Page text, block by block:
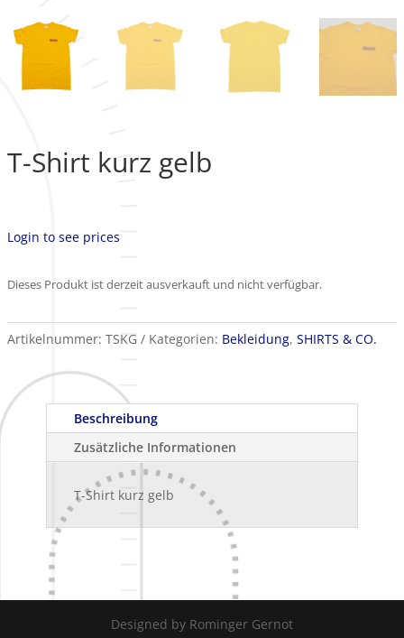
T-Shirt kurz gelb
Login to see prices
Dieses Produkt ist derzeit ausverkauft und nicht verfügbar.
Artikelnummer: TSKG Kategorien: Bekleidung, SHIRTS & CO.
Beschreibung
Zusätzliche Informationen
T-Shirt kurz gelb
Designed by Rominger Gernot